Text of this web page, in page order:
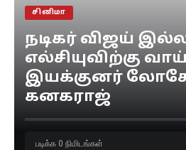
சினிமா
நடிகர் விஜய்
எல்சியுவிற்கு
இயக்குனர்
கனகராஜ்
படிக்க 0 நிமிடங்கள்